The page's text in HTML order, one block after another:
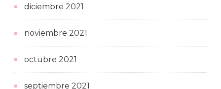
diciembre 2021
noviembre 2021
octubre 2021
septiembre 2021